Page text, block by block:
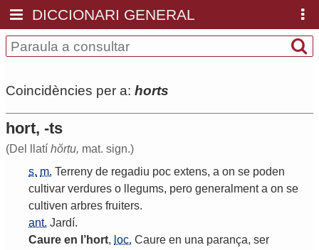
DICCIONARI GENERAL
Coincidències per a: horts
hort, -ts
(Del llatí hŏrtu, mat. sign.)
s. m. Terreny de regadiu poc extens, a on se poden
cultivar verdures o llegums, pero generalment a on se
cultiven arbres fruiters.
ant. Jardí.
Caure en ’hort, loc. Caure en una parança, ser